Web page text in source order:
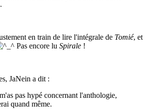
en train de lire l'intégrale de Tomié, et
Pas encore lu Spirale !
JaNein a dit :
pas hypé concernant l'anthologie,
quand même.